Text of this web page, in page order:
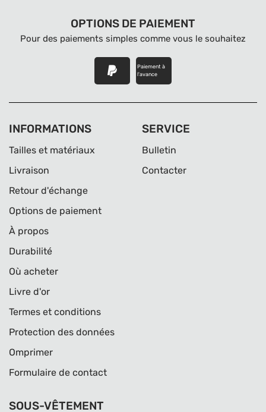
OPTIONS DE PAIEMENT
Pour des paiements simples comme vous le souhaitez
Paiement à
l'avance
INFORMATIONS
Tailles et matériaux
Livraison
Retour d'échange
Options de paiement
À propos
Durabilité
Où acheter
Livre d'or
Termes et conditions
Protection des données
Omprimer
Formulaire de contact
SERVICE
Bulletin
Contacter
SOUS-VÊTEMENT